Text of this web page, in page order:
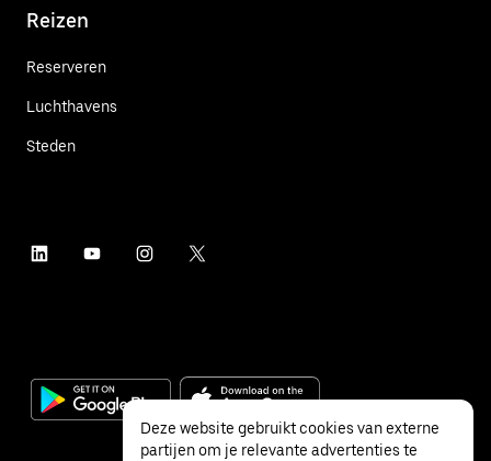
Reizen
Reserveren
Luchthavens
Steden
Deze website gebruikt cookies van externe
partijen om je relevante advertenties te